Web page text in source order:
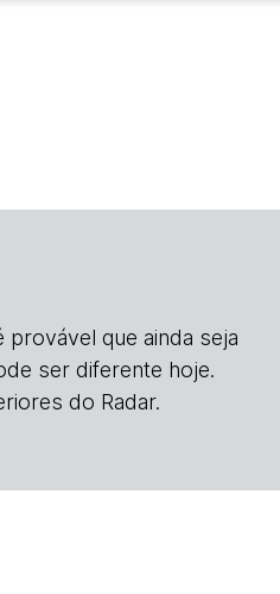
provável que ainda seja
ser diferente hoje.
do Radar.